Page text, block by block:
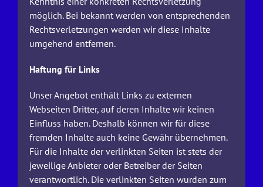
möglich. Bei bekannt werden von entsprechenden
Rechtsverletzungen werden wir diese Inhalte
umgehend entfernen.
Haftung für Links
Unser Angebot enthält Links zu externen
Webseiten Dritter, auf deren Inhalte wir keinen
Einfluss haben. Deshalb können wir für diese
fremden Inhalte auch keine Gewähr übernehmen.
Für die Inhalte der verlinkten Seiten ist stets der
jeweilige Anbieter oder Betreiber der Seiten
verantwortlich. Die verlinkten Seiten wurden zum